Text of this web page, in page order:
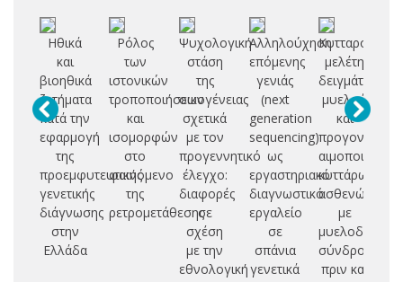
Ηθικά
και
βιοηθικά
ζητήματα
κατά την
εφαρμογή
της
προεμφυτευτικής
γενετικής
διάγνωσης
στην
Ελλάδα
Ρόλος
των
ιστονικών
τροποποιήσεων
και
ισομορφών
στο
φαινόμενο
της
ρετρομετάθεσης
Ψυχολογική
στάση
της
οικογένειας
σχετικά
με τον
προγεννητικό
έλεγχο:
διαφορές
σε
σχέση
με την
εθνολογική
Αλληλούχηση
επόμενης
γενιάς
(next
generation
sequencing)
ως
εργαστηριακό
διαγνωστικό
εργαλείο
σε
σπάνια
γενετικά
μελέτη
δειγμάτων
μυελού
και
προγονικών
κυττάρων
ασθενών
με
σύνδρομο
πριν και